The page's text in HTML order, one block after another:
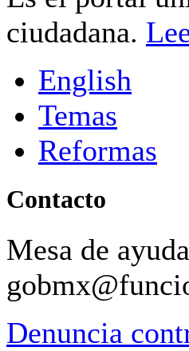
ciudadana.
English
Temas
Reformas
Contacto
Mesa de
Denuncia